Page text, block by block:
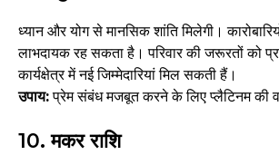
ध्यान और योग से मानसिक शांति मिलेगी।
लाभदायक रह सकता है। परिवार की जरूरतों को
कार्यक्षेत्र में नई जिम्मेदारियां मिल सकती हैं।
उपाय:प्रेम संबंध मजबूत करने के लिए प्लैटिनम की
10. मकर राशि